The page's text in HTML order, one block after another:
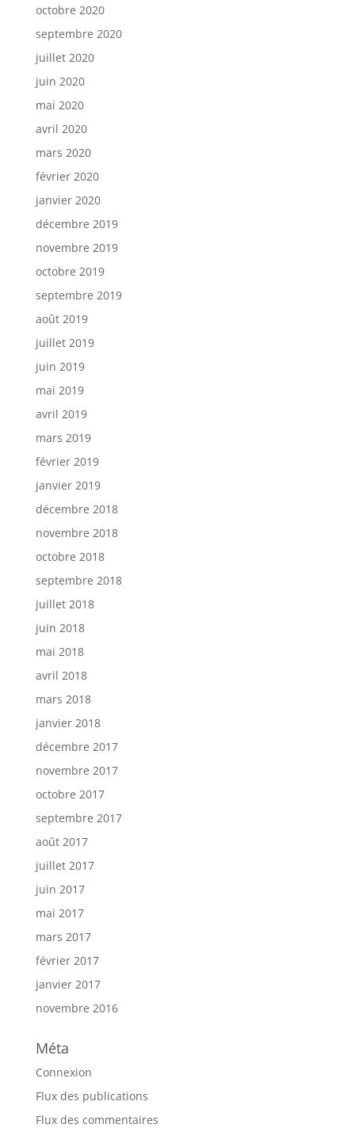
octobre 2020
septembre 2020
juillet 2020
juin 2020
mai 2020
avril 2020
mars 2020
février 2020
janvier 2020
décembre 2019
novembre 2019
octobre 2019
septembre 2019
août 2019
juillet 2019
juin 2019
mai 2019
avril 2019
mars 2019
février 2019
janvier 2019
décembre 2018
novembre 2018
octobre 2018
septembre 2018
juillet 2018
juin 2018
mai 2018
avril 2018
mars 2018
janvier 2018
décembre 2017
novembre 2017
octobre 2017
septembre 2017
août 2017
juillet 2017
juin 2017
mai 2017
mars 2017
février 2017
janvier 2017
novembre 2016
Méta
Connexion
Flux des publications
Flux des commentaires